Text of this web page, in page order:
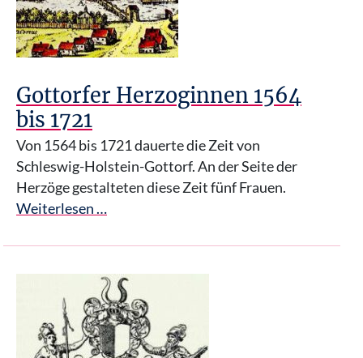
Gottorfer Herzoginnen 1564
bis 1721
Von 1564 bis 1721 dauerte die Zeit von
Schleswig-Holstein-Gottorf. An der Seite der
Herzöge gestalteten diese Zeit fünf Frauen.
Weiterlesen …